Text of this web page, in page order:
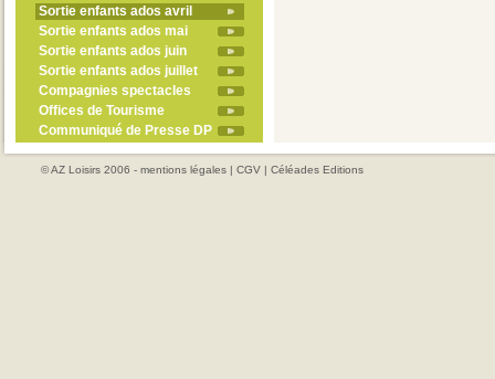
Sortie enfants ados avril
Sortie enfants ados mai
Sortie enfants ados juin
Sortie enfants ados juillet
Compagnies spectacles
Offices de Tourisme
Communiqué de Presse DP
© AZ Loisirs 2006 - mentions légales | CGV | Céléades Editions